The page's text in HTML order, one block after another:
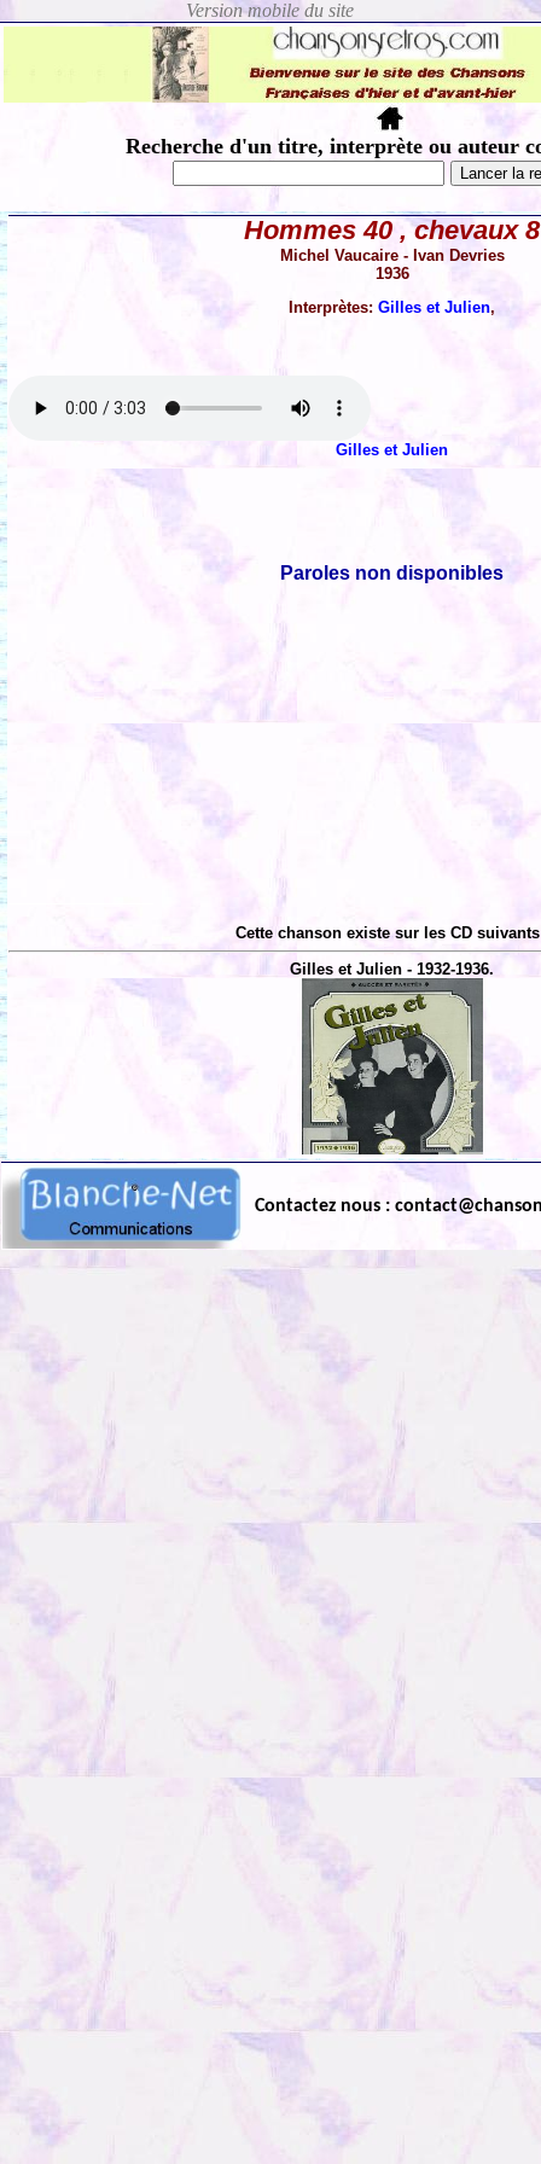
Recherche d'un titre, interprète ou auteur
Hommes 40 , chevaux 8
Michel Vaucaire - Ivan Devries
1936
Interprètes:Gilles et Julien,
Gilles et Julien
Paroles non disponibles
Cette chanson existe sur les CD
Gilles et Julien - 1932-1936.
Contactez nous :